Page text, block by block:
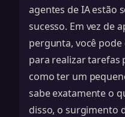
agentes de IA estão
sucesso. Em vez de
pergunta, você
para realizar tarefas
como ter um
sabe exatamente o
disso, o surgimento